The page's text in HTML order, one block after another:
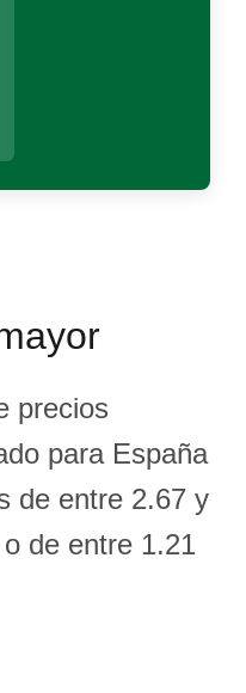
precios
para España
de entre 2.67 y
de entre 1.21